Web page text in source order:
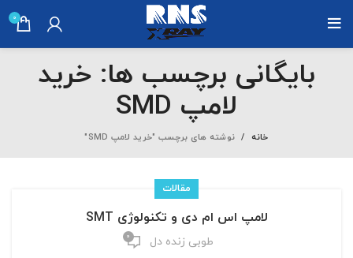
0
بایگانی برچسب ها: خرید
لامپ SMD
خانه نوشته های برچسب "خرید لامپ SMD"
مقالات
لامپ اس ام دی و تکنولوژی SMT
طوبی زنده دل 0